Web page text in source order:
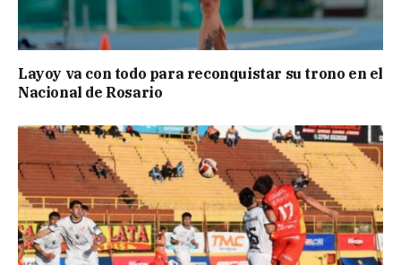
Layoy va con todo para reconquistar su trono en el
Nacional de Rosario